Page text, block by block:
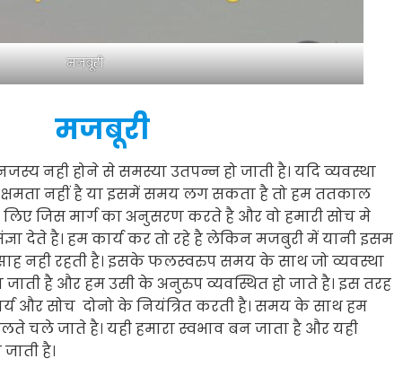
मजबूरी
मजबूरी
नही होने से समस्या उतपन्न हो जाती है। यदि व्यवस्था
क्षमता नहीं है या इसमें समय लग सकता है तो हम ततकाल
जिस मार्ग का अनुसरण करते है और वो हमारी सोच मे
देते है। हम कार्य कर तो रहे है लेकिन मजबुरी में यानी इसम
नही रहती है। इसके फलस्वरुप समय के साथ जो व्यवस्था
है और हम उसी के अनुरुप व्यवस्थित हो जाते है। इस तरह
और सोच दोनो के नियंत्रित करती है। समय के साथ हम
चले जाते है। यही हमारा स्वभाव बन जाता है और यही
है।